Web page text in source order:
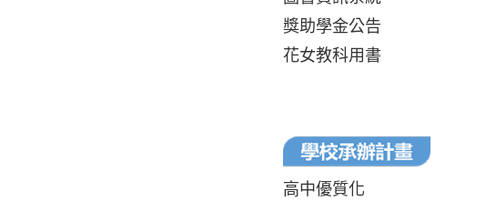
獎助學金公告
花女教科用書
高中優質化